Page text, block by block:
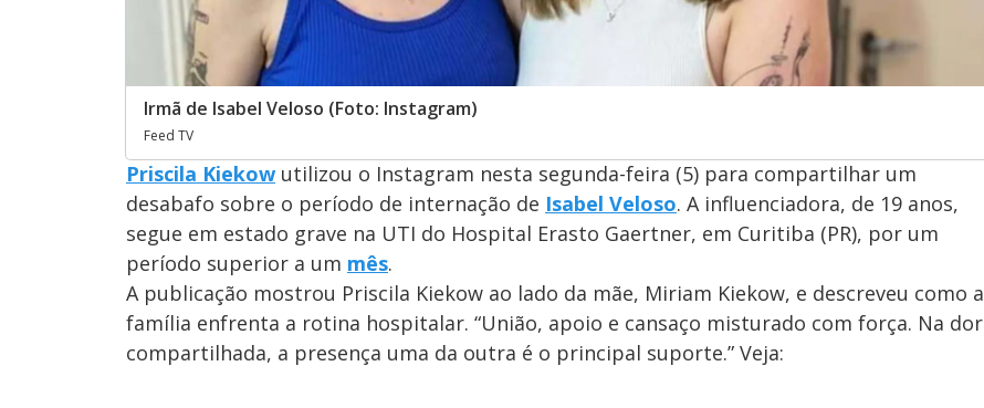
Irmã de Isabel Veloso (Foto: Instagram)
Feed TV
Priscila Kiekow utilizou o Instagram nesta segunda-feira (5) para compartilhar um
desabafo sobre o período de internação de Isabel Veloso. A influenciadora, de 19 anos,
segue em estado grave na UTI do Hospital Erasto Gaertner, em Curitiba (PR), por um
período superior a um mês.
A publicação mostrou Priscila Kiekow ao lado da mãe, Miriam Kiekow, e descreveu como a
família enfrenta a rotina hospitalar. “União, apoio e cansaço misturado com força. Na dor
compartilhada, a presença uma da outra é o principal suporte.” Veja: